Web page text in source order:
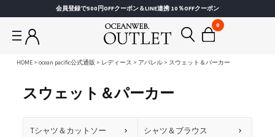
会員登録で500円OFFクーポン＆LINE連携 10％OFFクーポン
0
HOME ocean pacific公式通販 レディース アパレル スウェット＆パーカー
スウェット＆パーカー
Tシャツ＆カットソー シャツ＆ブラウス